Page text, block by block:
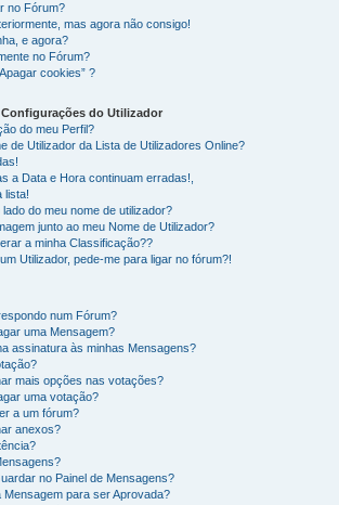
no Fórum?
mas agora não consigo!
e agora?
no Fórum?
cookies” ?
Configurações do Utilizador
do meu Perfil?
de Utilizador da Lista de Utilizadores Online?
a Data e Hora continuam erradas!,
lista!
do meu nome de utilizador?
junto ao meu Nome de Utilizador?
a minha Classificação??
Utilizador, pede-me para ligar no fórum?!
num Fórum?
uma Mensagem?
assinatura às minhas Mensagens?
mais opções nas votações?
uma votação?
a um fórum?
anexos?
no Painel de Mensagens?
Mensagem para ser Aprovada?